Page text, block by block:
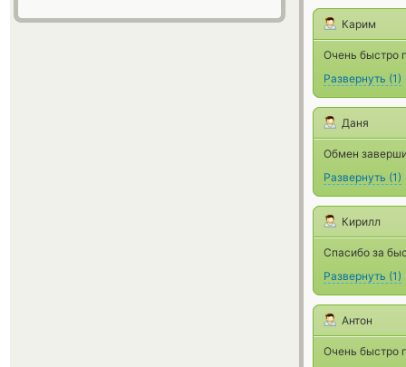
Карим
Очень быстро
Развернуть (1)
Даня
Обмен
Развернуть (1)
Кирилл
Спасибо за
Развернуть (1)
Антон
Очень быстро